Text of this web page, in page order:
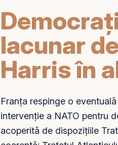
lacunar
Harris în
Franța respinge o
intervenție a NATO pentru
acoperită de dispozițiile